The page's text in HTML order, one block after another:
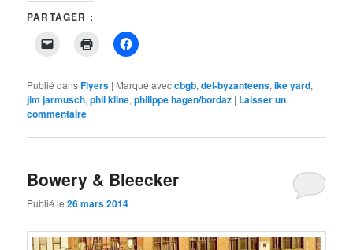
PARTAGER :
Cliquer
lien
par
e-
mail
un
nouvelle
fenêtre)
Cliquer
pour
une
nouvelle
fenêtre)
Cliquez
pour
Facebook(ouvre
dans
une
Publié dansFlyers | Marqué aveccbgb,del-byzanteens,ike yard,
jim jarmusch,phil kline,philippe hagen/bordaz | Laisser un
commentaire
Bowery & Bleecker
Publié le26 mars 2014